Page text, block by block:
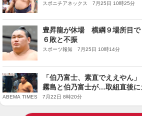
スポニチアネックス 7月25日 10時25分
豊昇龍が休場 横綱９場所目
６敗と不振
スポーツ報知 7月25日 10時14分
「伯乃富士、素直でええやん
霧島と伯乃富士が…取組直後に
りとり”にファン注目
ABEMA TIMES 7月22日 8時20分